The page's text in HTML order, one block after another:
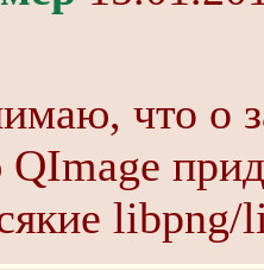
что о